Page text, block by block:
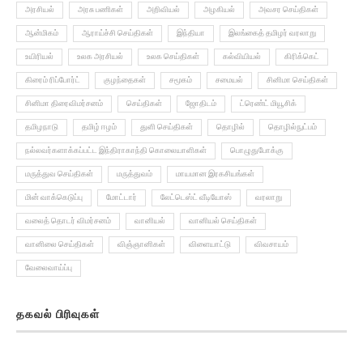
அரசியல் அரசு பணிகள் அறிவியல் அழகியல் அவசர செய்திகள்
ஆன்மிகம் ஆராய்ச்சி செய்திகள் இந்தியா இலங்கைத் தமிழர் வரலாறு
உயிரியல் உலக அரசியல் உலக செய்திகள் கல்வியியல் கிரிக்கெட்
கிரைம் ரிப்போர்ட் குழந்தைகள் சமூகம் சமையல் சினிமா செய்திகள்
சினிமா திரைவிமர்சனம் செய்திகள் ஜோதிடம் ட்ரெண்ட் மியூசிக்
தமிழநாடு தமிழ் ஈழம் துளி செய்திகள் தொழில் தொழில்நுட்பம்
நல்லவர்களாக்கப்பட்ட இந்திராகாந்தி கொலையாளிகள் பொழுதுபோக்கு
மருத்துவ செய்திகள் மருத்துவம் மாயமான இரகசியங்கள்
மின் வாக்கெடுப்பு மோட்டார் லேட்டெஸ்ட் வீடியோஸ் வரலாறு
வலைத் தொடர் விமர்சனம் வானியல் வானியல் செய்திகள்
வானிலை செய்திகள் விஞ்ஞானிகள் விளையாட்டு விவசாயம்
வேலைவாய்ப்பு
தகவல் பிரிவுகள்